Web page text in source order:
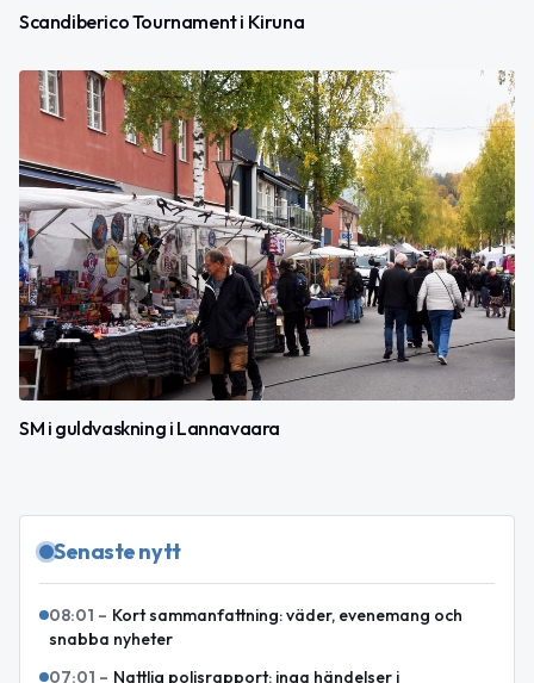
Scandiberico Tournament i Kiruna
SM i guldvaskning i Lannavaara
Senaste nytt
08:01 – Kort sammanfattning: väder, evenemang och
snabba nyheter
07:01 – Nattlig polisrapport: inga händelser i